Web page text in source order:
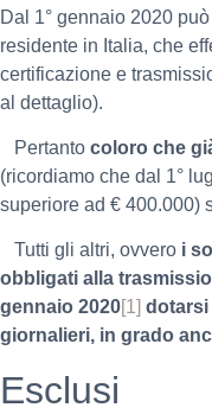
Dal 1° gennaio 2020
residente in Italia, che
certificazione e
al dettaglio).
Pertanto coloro che
(ricordiamo che dal 1°
superiore ad € 400.000)
Tutti gli altri, ovvero i
obbligati alla
gennaio 2020[1] dotarsi
giornalieri, in grado
Esclusi